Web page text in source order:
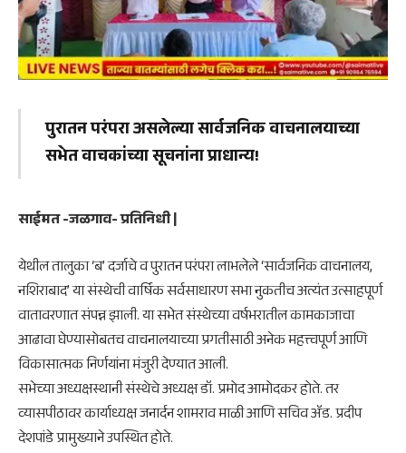
पुरातन परंपरा असलेल्या सार्वजनिक वाचनालयाच्या
सभेत वाचकांच्या सूचनांना प्राधान्य!
साईमत -जळगाव- प्रतिनिधी |
येथील तालुका ‘ब’ दर्जाचे व पुरातन परंपरा लाभलेले ‘सार्वजनिक वाचनालय,
नशिराबाद’ या संस्थेची वार्षिक सर्वसाधारण सभा नुकतीच अत्यंत उत्साहपूर्ण
वातावरणात संपन्न झाली. या सभेत संस्थेच्या वर्षभरातील कामकाजाचा
आढावा घेण्यासोबतच वाचनालयाच्या प्रगतीसाठी अनेक महत्त्वपूर्ण आणि
विकासात्मक निर्णयांना मंजुरी देण्यात आली.
​सभेच्या अध्यक्षस्थानी संस्थेचे अध्यक्ष डॉ. प्रमोद आमोदकर होते. तर
व्यासपीठावर कार्याध्यक्ष जनार्दन शामराव माळी आणि सचिव ॲड. प्रदीप
देशपांडे प्रामुख्याने उपस्थित होते.